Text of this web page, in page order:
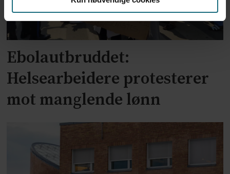
Ebolautbruddet:
Helsearbeidere protesterer
mot manglende lønn